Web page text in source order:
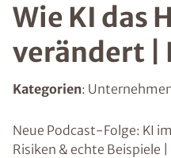
Wie KI das
verändert |
Kategorien:
Neue Podcast-Folge: KI
Risiken & echte Beispiele